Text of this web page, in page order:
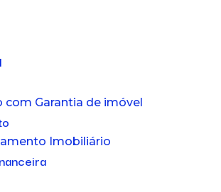
com Garantia de imóvel
Imobiliário